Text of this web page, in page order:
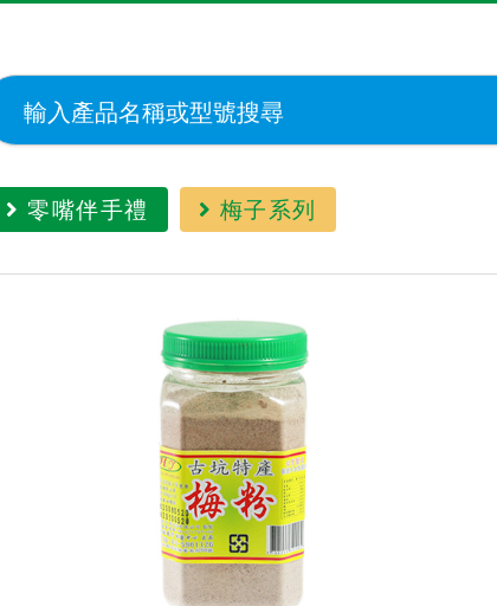
零嘴伴手禮 梅子系列